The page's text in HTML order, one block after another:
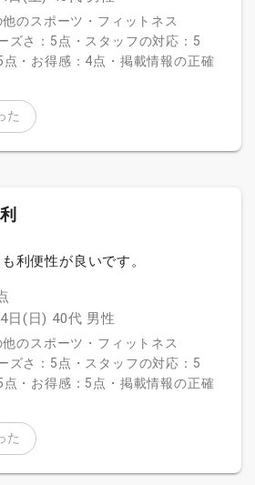
のスポーツ・フィットネス
ズさ：5点・スタッフの対応：5
点・お得感：4点・掲載情報の正確
た
利便性が良いです。
日(日) 40代 男性
のスポーツ・フィットネス
ズさ：5点・スタッフの対応：5
点・お得感：5点・掲載情報の正確
た